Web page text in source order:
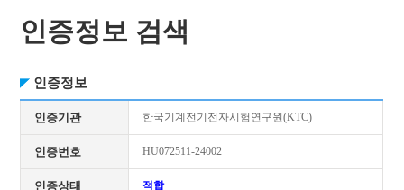
인증정보 검색
인증정보
인증기관 한국기계전기전자시험연구원(KTC)
인증번호 HU072511-24002
인증상태 적합